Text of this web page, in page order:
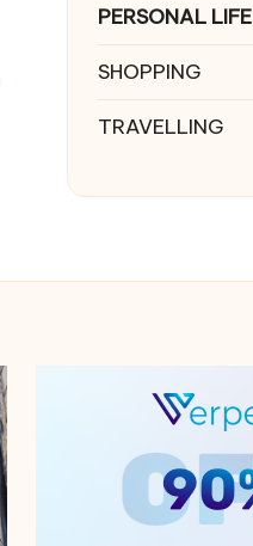
PERSONAL LIFE
SHOPPING
TRAVELLING